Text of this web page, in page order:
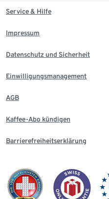
Service & Hilfe
Impressum
Datenschutz und Sicherheit
Einwilligungsmanagement
AGB
Kaffee-Abo kündigen
Barrierefreiheitserklärung